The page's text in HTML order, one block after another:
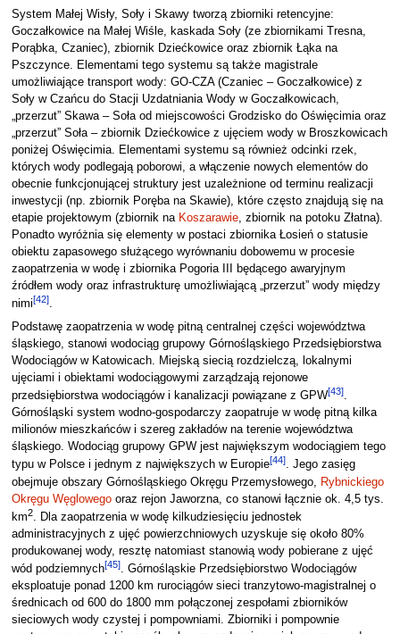
System Małej Wisły, Soły i Skawy tworzą zbiorniki retencyjne:
Goczałkowice na Małej Wiśle, kaskada Soły (ze zbiornikami Tresna,
Porąbka, Czaniec), zbiornik Dziećkowice oraz zbiornik Łąka na
Pszczynce. Elementami tego systemu są także magistrale
umożliwiające transport wody: GO-CZA (Czaniec – Goczałkowice) z
Soły w Czańcu do Stacji Uzdatniania Wody w Goczałkowicach,
„przerzut” Skawa – Soła od miejscowości Grodzisko do Oświęcimia oraz
„przerzut” Soła – zbiornik Dziećkowice z ujęciem wody w Broszkowicach
poniżej Oświęcimia. Elementami systemu są również odcinki rzek,
których wody podlegają poborowi, a włączenie nowych elementów do
obecnie funkcjonującej struktury jest uzależnione od terminu realizacji
inwestycji (np. zbiornik Poręba na Skawie), które często znajdują się na
etapie projektowym (zbiornik na Koszarawie, zbiornik na potoku Złatna).
Ponadto wyróżnia się elementy w postaci zbiornika Łosień o statusie
obiektu zapasowego służącego wyrównaniu dobowemu w procesie
zaopatrzenia w wodę i zbiornika Pogoria III będącego awaryjnym
źródłem wody oraz infrastrukturę umożliwiającą „przerzut” wody między
nimi[42].
Podstawę zaopatrzenia w wodę pitną centralnej części województwa
śląskiego, stanowi wodociąg grupowy Górnośląskiego Przedsiębiorstwa
Wodociągów w Katowicach. Miejską siecią rozdzielczą, lokalnymi
ujęciami i obiektami wodociągowymi zarządzają rejonowe
przedsiębiorstwa wodociągów i kanalizacji powiązane z GPW[43].
Górnośląski system wodno-gospodarczy zaopatruje w wodę pitną kilka
milionów mieszkańców i szereg zakładów na terenie województwa
śląskiego. Wodociąg grupowy GPW jest największym wodociągiem tego
typu w Polsce i jednym z największych w Europie[44]. Jego zasięg
obejmuje obszary Górnośląskiego Okręgu Przemysłowego,
Rybnickiego
Okręgu Węglowegooraz rejon Jaworzna, co stanowi łącznie ok. 4,5 tys.
km2. Dla zaopatrzenia w wodę kilkudziesięciu jednostek
administracyjnych z ujęć powierzchniowych uzyskuje się około 80%
produkowanej wody, resztę natomiast stanowią wody pobierane z ujęć
wód podziemnych[45]. Górnośląskie Przedsiębiorstwo Wodociągów
eksploatuje ponad 1200 km rurociągów sieci tranzytowo-magistralnej o
średnicach od 600 do 1800 mm połączonej zespołami zbiorników
sieciowych wody czystej i pompowniami. Zbiorniki i pompownie